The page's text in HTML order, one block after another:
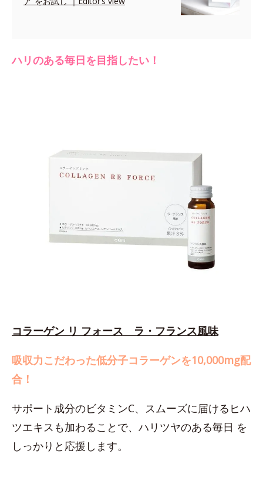
ハリのある毎日を目指したい！
コラーゲン リ フォース ラ・フランス風味
吸収力こだわった低分子コラーゲンを10,000mg配
合！
サポート成分のビタミンC、スムーズに届けるヒハ
ツエキスも加わることで、ハリツヤのある毎日 を
しっかりと応援します。